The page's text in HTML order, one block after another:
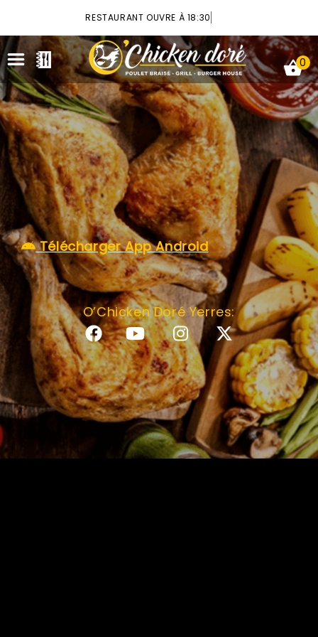
RESTAURANT OUVRE À 18:30
ACCUEIL
LA CARTE
VOTRE COMPTE
NOTRE RESTAURANT
VOS AVIS
MENTIONS LÉGALES
C.G.V
0
Télécharger App Android
O’Chicken Doré Yerres: